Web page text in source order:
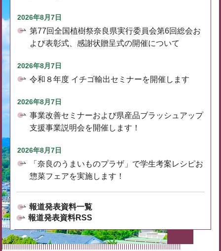
2026年8月7日
第77回全国植樹祭奈良県実行委員会第6回総会お
よび表彰式、感謝状贈呈式の開催について
2026年8月7日
令和８年度 イチゴ輸出セミナーを開催します
2026年8月7日
事業改善セミナーおよび県産品ブラッシュアップ
支援事業説明会を開催します！
2026年8月7日
「奈良のうまいものプラザ」で学生考案レシピお
惣菜フェアを実施します！
報道発表資料一覧
報道発表資料RSS